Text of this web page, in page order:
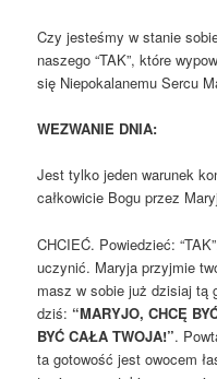
Czy jesteśmy w stanie
naszego “TAK”, które
się Niepokalanemu Sercu
WEZWANIE DNIA:
Jest tylko jeden warunek
całkowicie Bogu przez
CHCIEĆ. Powiedzieć:
uczynić. Maryja przyjmie
masz w sobie już dzisiaj tą
dziś: “MARYJO, CHCĘ
BYĆ CAŁA TWOJA!”.
ta gotowość jest owocem